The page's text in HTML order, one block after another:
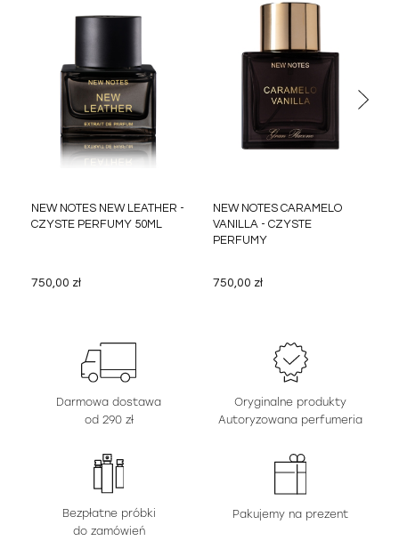
NEW NOTES NEW LEATHER -
CZYSTE PERFUMY 50ML
750,00 zł
NEW NOTES CARAMELO
VANILLA - CZYSTE
PERFUMY
750,00 zł
Darmowa dostawa
od 290 zł
Oryginalne produkty
Autoryzowana perfumeria
Bezpłatne próbki
do zamówień
Pakujemy na prezent